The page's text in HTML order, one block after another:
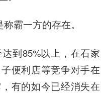
霸一方的存在。
到85%以上，在石家
便利店等竞争对手在
有的如今已经消失在